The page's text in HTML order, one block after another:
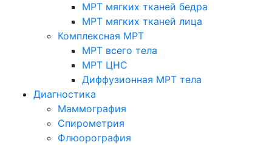
МРТ мягких тканей бедра
МРТ мягких тканей лица
Комплексная МРТ
МРТ всего тела
МРТ ЦНС
Диффузионная МРТ тела
Диагностика
Маммография
Спирометрия
Флюорография